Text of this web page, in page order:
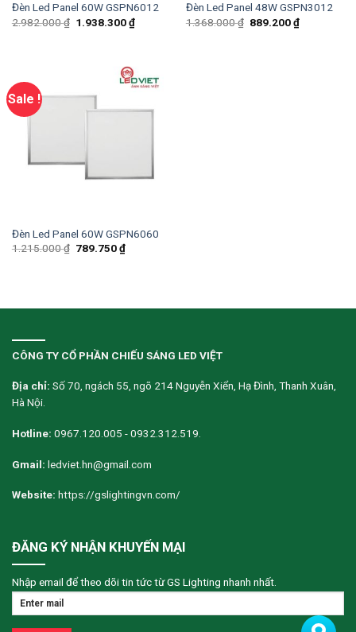
Đèn Led Panel 60W GSPN6012
2.982.000₫ 1.938.300₫
Đèn Led Panel 48W GSPN3012
1.368.000₫ 889.200₫
Sale !
Đèn Led Panel 60W GSPN6060
1.215.000₫ 789.750₫
CÔNG TY CỔ PHẦN CHIẾU SÁNG LED VIỆT
Địa chỉ: Số 70, ngách 55, ngõ 214 Nguyễn Xiển, Hạ Đình, Thanh Xuân,
Hà Nội.
Hotline: 0967.120.005 - 0932.312.519.
Gmail: ledviet.hn@gmail.com
Website: https://gslightingvn.com/
ĐĂNG KÝ NHẬN KHUYẾN MẠI
Nhập email để theo dõi tin tức từ GS Lighting nhanh nhất.